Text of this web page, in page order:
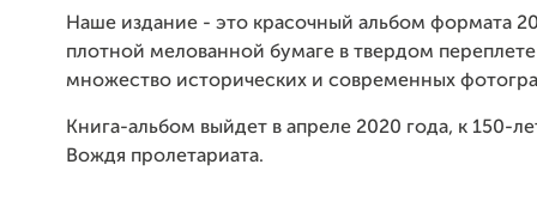
Наше издание - это красочный альбом формата
плотной мелованной бумаге в твердом
множество исторических и современных
Книга-альбом выйдет в апреле 2020 года, к 150-
Вождя пролетариата.